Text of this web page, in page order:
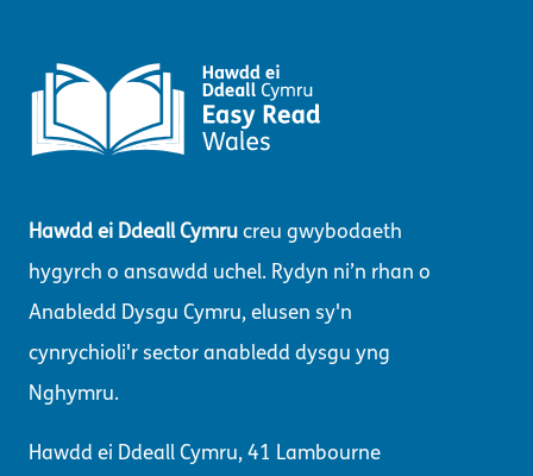
Hawdd ei Ddeall Cymrucreu gwybodaeth
hygyrch o ansawdd uchel. Rydyn ni’n rhan o
Anabledd Dysgu Cymru, elusen sy'n
cynrychioli'r sector anabledd dysgu yng
Nghymru.
Hawdd ei Ddeall Cymru, 41 Lambourne